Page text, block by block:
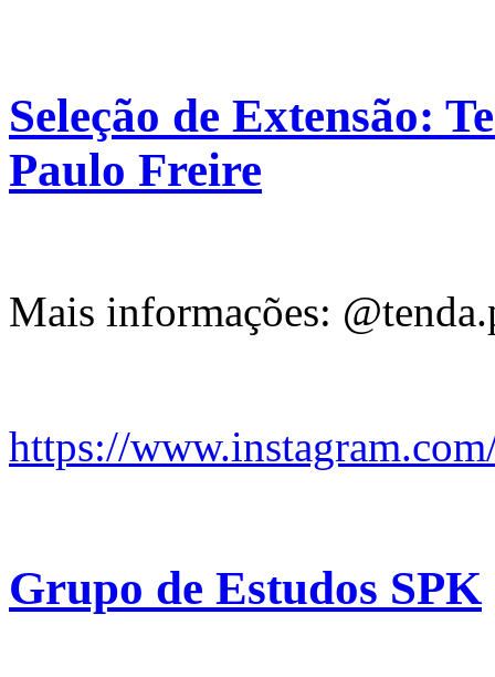
Seleção de Extensão:
Paulo Freire
Mais informações:
https://
Grupo de Estudos SPK